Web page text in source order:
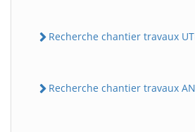
Recherche chantier travaux
Recherche chantier travaux